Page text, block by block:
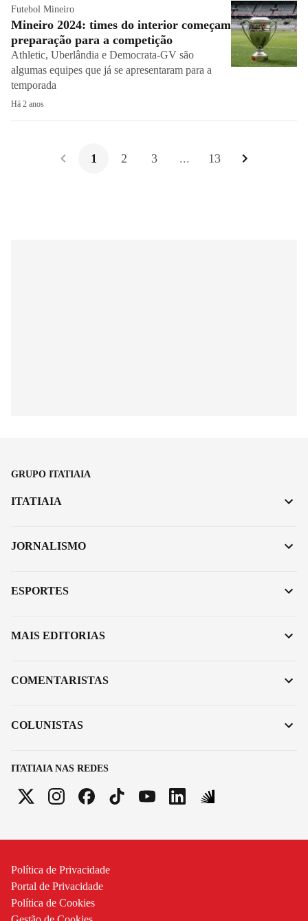
Futebol Mineiro
Mineiro 2024: times do interior começam
preparação para a competição
Athletic, Uberlândia e Democrata-GV são
algumas equipes que já se apresentaram para a
temporada
Há 2 anos
1 2 3 ... 13
GRUPO ITATIAIA
ITATIAIA NAS REDES
ITATIAIA
JORNALISMO
ESPORTES
MAIS EDITORIAS
COMENTARISTAS
COLUNISTAS
Política de Privacidade
Portal de Privacidade
Política de Cookies